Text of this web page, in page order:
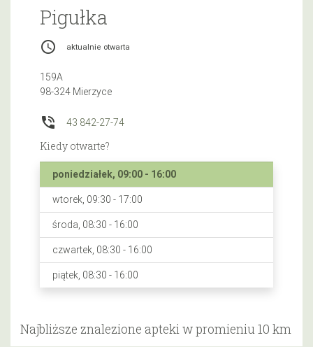
Pigułka
access_time aktualnie otwarta
159A
98-324 Mierzyce
phone_in_talk 43 842-27-74
Kiedy otwarte?
poniedziałek, 09:00 - 16:00
wtorek, 09:30 - 17:00
środa, 08:30 - 16:00
czwartek, 08:30 - 16:00
piątek, 08:30 - 16:00
Najbliższe znalezione apteki w promieniu 10 km